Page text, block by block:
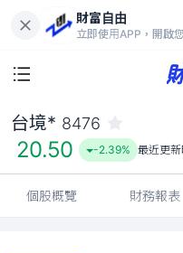
財富自由
立即使用APP，開啟
20.50
台境* 8476
20.50 -2.39% 最近更新
個股概覽 財務報表